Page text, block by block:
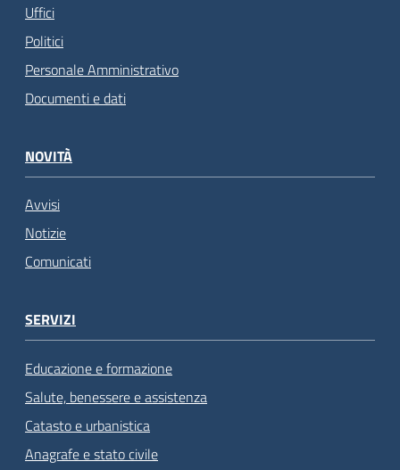
Uffici
Politici
Personale Amministrativo
Documenti e dati
NOVITÀ
Avvisi
Notizie
Comunicati
SERVIZI
Educazione e formazione
Salute, benessere e assistenza
Catasto e urbanistica
Anagrafe e stato civile